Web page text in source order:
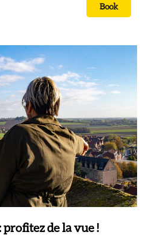
Book
de la vue !